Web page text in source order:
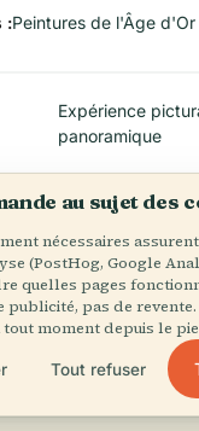
:Peintures de l'Âge
Expérience
panoramique
Hollande
miniature pour
les familles (
Tips
au sujet des
nécessaires
(PostHog, Google
quelles pages
publicité, pas de revente.
moment depuis le
Tout refuser